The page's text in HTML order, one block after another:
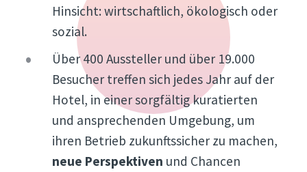
Hinsicht: wirtschaftlich, ökologisch oder
sozial.
Über 400 Aussteller und über 19.000
Besucher treffen sich jedes Jahr auf der
Hotel, in einer sorgfältig kuratierten
und ansprechenden Umgebung, um
ihren Betrieb zukunftssicher zu machen,
neue Perspektiven und Chancen